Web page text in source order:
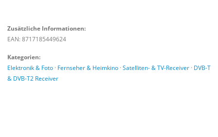
Zusätzliche Informationen:
EAN: 8717185449624
Kategorien:
Elektronik & Foto · Fernseher & Heimkino · Satelliten- & TV-Receiver · DVB-T
& DVB-T2 Receiver